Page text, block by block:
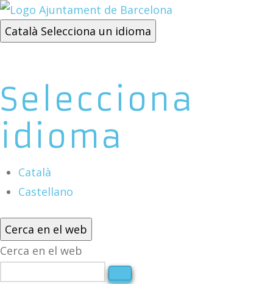
Català Selecciona un idioma
Selecciona
idioma
Català
Castellano
Cerca en el web
Cerca en el web